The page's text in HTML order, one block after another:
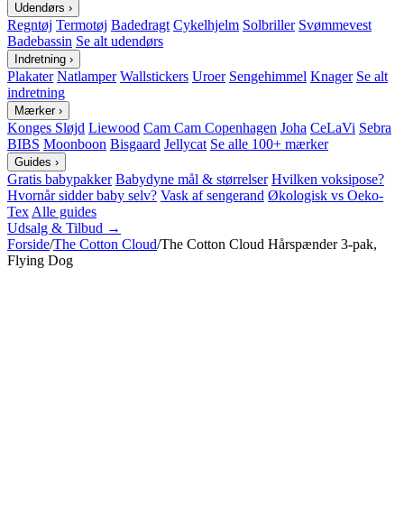
Udendørs ›
Regntøj Termotøj Badedragt Cykelhjelm Solbriller Svømmevest
Badebassin Se alt udendørs
Indretning ›
Plakater Natlamper Wallstickers Uroer Sengehimmel Knager Se alt
indretning
Mærker ›
Konges Sløjd Liewood Cam Cam Copenhagen Joha CeLaVi Sebra
BIBS Moonboon Bisgaard Jellycat Se alle 100+ mærker
Guides ›
Gratis babypakker Babydyne mål & størrelser Hvilken voksipose?
Hvornår sidder baby selv? Vask af sengerand Økologisk vs Oeko-
Tex Alle guides
Udsalg & Tilbud →
Forside/The Cotton Cloud/The Cotton Cloud Hårspænder 3-pak,
Flying Dog